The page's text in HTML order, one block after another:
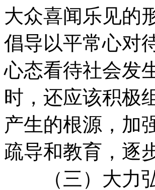
大众喜闻乐见的
倡导以平常心对
心态看待社会发
时，还应该积极
产生的根源，加
疏导和教育，逐
（三）大力弘